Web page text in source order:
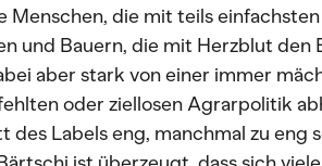
die mit teils
und Bauern, die mit Herzblut den
aber stark von einer immer
oder ziellosen Agrarpolitik
des Labels eng, manchmal zu eng